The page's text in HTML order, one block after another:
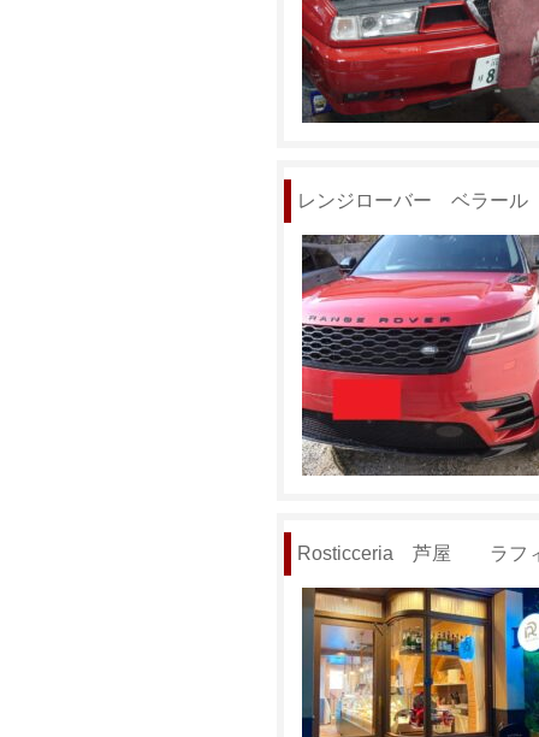
レンジローバー ベラール
Rosticceria 芦屋 ラフィ